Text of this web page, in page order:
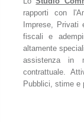
rapporti con
Imprese, Privati
fiscali e
altamente
assistenza in
contrattuale.
Pubblici, stime e